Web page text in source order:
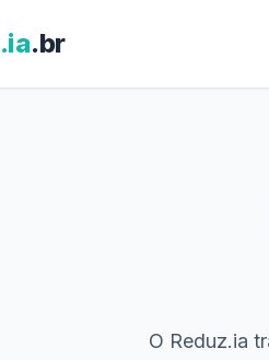
.ia.br
O Reduz.ia